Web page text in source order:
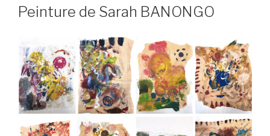
LE
Peinture de Sarah BANONGO